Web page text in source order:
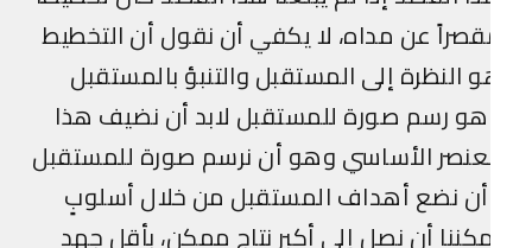
عن مداه، لا يكفي أن نقول أن التخطيط
النظرة إلى المستقبل والتنبؤ بالمستقبل
رسم صورة للمستقبل لابد أن نضيف هذا
الأساسي وهو أن نرسم صورة للمستقبل
نضع أهداف المستقبل من خلال أسلوبٍ
أن نصل إلى أكبر نتاج ممكن، بأقل جهد